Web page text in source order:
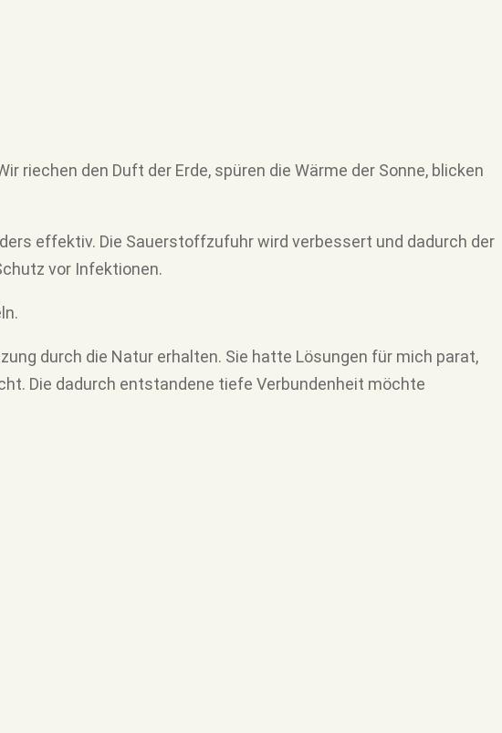
den Duft der Erde, spüren die Wärme der Sonne, blicken
effektiv. Die Sauerstoffzufuhr wird verbessert und dadurch der
vor Infektionen.
durch die Natur erhalten. Sie hatte Lösungen für mich parat,
Die dadurch entstandene tiefe Verbundenheit möchte